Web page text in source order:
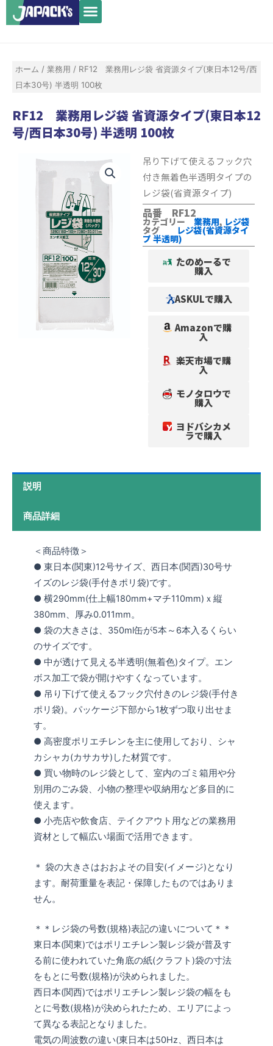
容
メ
ニ
ホーム / 業務用 / RF12 業務用レジ袋 省資源タイプ(東日本12号/西
日本30号) 半透明 100枚
RF12 業務用レジ袋 省資源タイプ(東日本12
号/西日本30号) 半透明 100枚
吊り下げて使えるフック穴
付き無着色半透明タイプの
レジ袋(省資源タイプ)
品番 RF12
カテゴリー 業務用, レジ袋
タグ レジ袋(省資源タイ
プ 半透明)
たのめーるで
購入
ASKULで購入
Amazonで購
入
楽天市場で購
入
モノタロウで
購入
ヨドバシカメ
ラで購入
説明
商品詳細
＜商品特徴＞
● 東日本(関東)12号サイズ、西日本(関西)30号サ
イズのレジ袋(手付きポリ袋)です。
● 横290mm(仕上幅180mm+マチ110mm)ｘ縦
380mm、厚み0.011mm。
● 袋の大きさは、350ml缶が5本～6本入るくらい
のサイズです。
● 中が透けて見える半透明(無着色)タイプ。エン
ボス加工で袋が開けやすくなっています。
● 吊り下げて使えるフック穴付きのレジ袋(手付き
ポリ袋)。パッケージ下部から1枚ずつ取り出せま
す。
● 高密度ポリエチレンを主に使用しており、シャ
カシャカ(カサカサ)した材質です。
● 買い物時のレジ袋として、室内のゴミ箱用や分
別用のごみ袋、小物の整理や収納用など多目的に
使えます。
● 小売店や飲食店、テイクアウト用などの業務用
資材として幅広い場面で活用できます。
＊ 袋の大きさはおおよその目安(イメージ)となり
ます。耐荷重量を表記・保障したものではありま
せん。
＊＊レジ袋の号数(規格)表記の違いについて＊＊
東日本(関東)ではポリエチレン製レジ袋が普及す
る前に使われていた角底の紙(クラフト)袋の寸法
をもとに号数(規格)が決められました。
西日本(関西)ではポリエチレン製レジ袋の幅をも
とに号数(規格)が決められたため、エリアによっ
て異なる表記となりました。
電気の周波数の違い(東日本は50Hz、西日本は